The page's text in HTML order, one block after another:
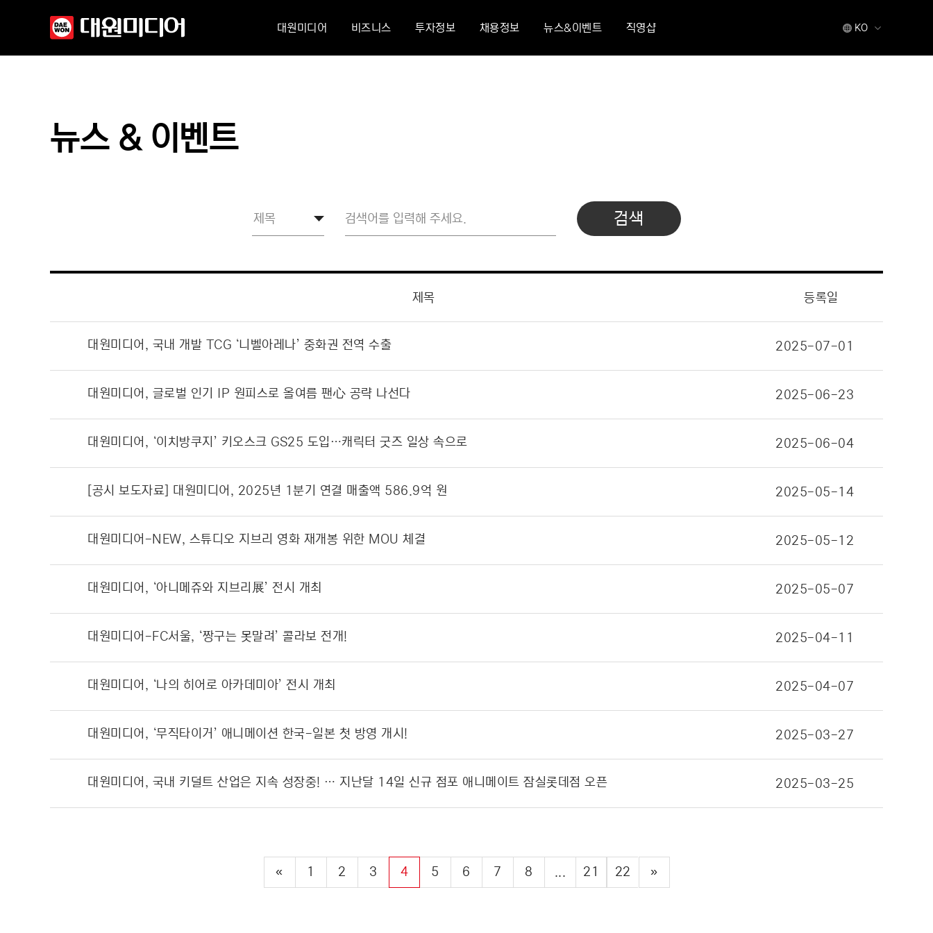
대원미디어 비즈니스 투자정보 채용정보 뉴스&이벤트 직영샵 KO
뉴스 & 이벤트
검색
제목 등록일
대원미디어, 국내 개발 TCG ‘니벨아레나’ 중화권 전역 수출 2025-07-01
대원미디어, 글로벌 인기 IP 원피스로 올여름 팬心 공략 나선다 2025-06-23
대원미디어, ‘이치방쿠지’ 키오스크 GS25 도입…캐릭터 굿즈 일상 속으로 2025-06-04
[공시 보도자료] 대원미디어, 2025년 1분기 연결 매출액 586.9억 원 2025-05-14
대원미디어-NEW, 스튜디오 지브리 영화 재개봉 위한 MOU 체결 2025-05-12
대원미디어, ‘아니메쥬와 지브리展’ 전시 개최 2025-05-07
대원미디어-FC서울, ‘짱구는 못말려’ 콜라보 전개! 2025-04-11
대원미디어, ‘나의 히어로 아카데미아’ 전시 개최 2025-04-07
대원미디어, ‘무직타이거’ 애니메이션 한국-일본 첫 방영 개시! 2025-03-27
대원미디어, 국내 키덜트 산업은 지속 성장중! … 지난달 14일 신규 점포 애니메이트 잠실롯데점 오픈 2025-03-25
« 1 2 3 4 5 6 7 8 ... 21 22 »